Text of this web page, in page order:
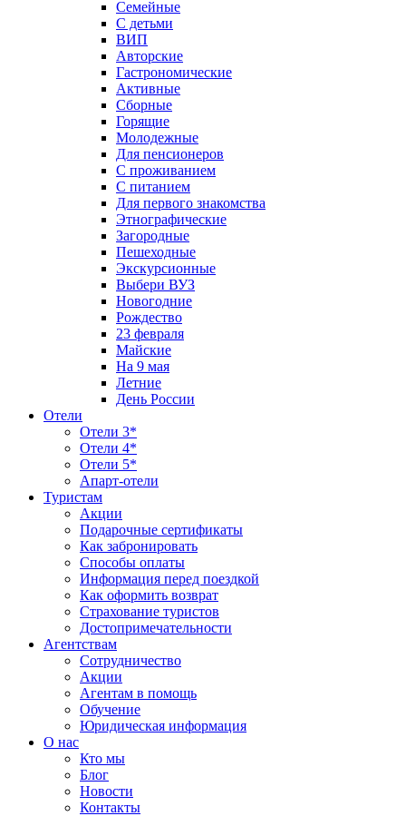
Семейные
С детьми
ВИП
Авторские
Гастрономические
Активные
Сборные
Горящие
Молодежные
Для пенсионеров
С проживанием
С питанием
Для первого знакомства
Этнографические
Загородные
Пешеходные
Экскурсионные
Выбери ВУЗ
Новогодние
Рождество
23 февраля
Майские
На 9 мая
Летние
День России
Отели
Отели 3*
Отели 4*
Отели 5*
Апарт-отели
Туристам
Акции
Подарочные сертификаты
Как забронировать
Способы оплаты
Информация перед поездкой
Как оформить возврат
Страхование туристов
Достопримечательности
Агентствам
Сотрудничество
Акции
Агентам в помощь
Обучение
Юридическая информация
О нас
Кто мы
Блог
Новости
Контакты